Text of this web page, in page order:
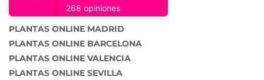
PLANTAS ONLINE MADRID
PLANTAS ONLINE BARCELONA
PLANTAS ONLINE VALENCIA
PLANTAS ONLINE SEVILLA